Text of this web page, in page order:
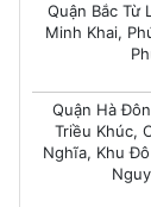
Quận Bắc Từ
Minh Khai,
Quận Hà
Triều Khúc,
Nghĩa, Khu